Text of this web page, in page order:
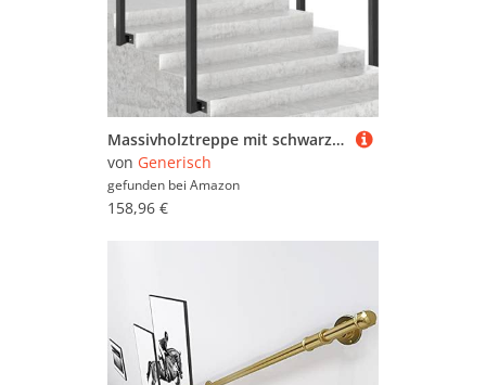
Massivholztreppe mit schwarz verzinkten Schmiedeeisernen Pfosten – 2 Stück, rutschfester Haltegriff für Innen- und Außentreppen, 85 cm Höhe 130 cm Länge, Geländerstütze
von Generisch
gefunden bei Amazon
158,96 €